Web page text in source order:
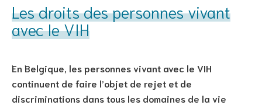
Les droits des personnes vivant
avec le VIH
En Belgique, les personnes vivant avec le VIH
continuent de faire l’objet de rejet et de
discriminations dans tous les domaines de la vie